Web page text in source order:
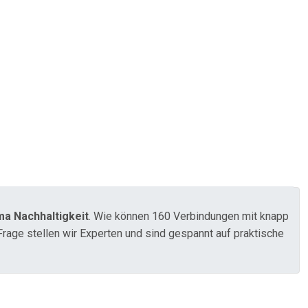
Nachhaltigkeit. Wie können 160 Verbindungen mit knapp
stellen wir Experten und sind gespannt auf praktische